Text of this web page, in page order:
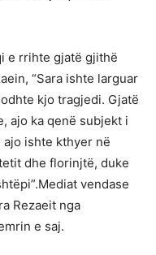
e rrihte gjatë gjithë
“Sara ishte larguar
kjo tragjedi. Gjatë
ajo ka qenë subjekt i
ishte kthyer në
dhe florinjtë, duke
vendase
Rezaeit nga
e saj.